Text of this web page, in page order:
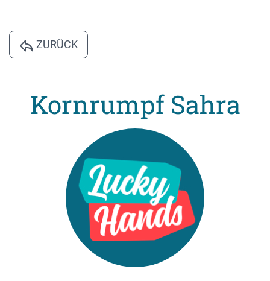
ZURÜCK
Kornrumpf Sahra